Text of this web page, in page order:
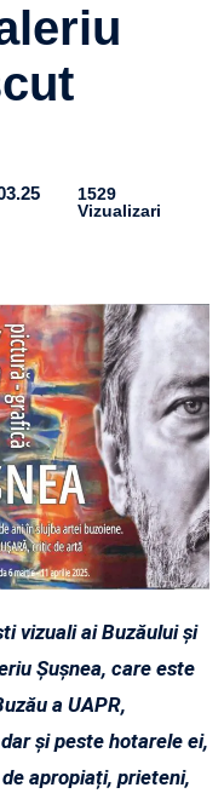
1529
Vizualizari
vizuali ai Buzăului și
Șușnea, care este
a UAPR,
și peste hotarele ei,
apropiați, prieteni,